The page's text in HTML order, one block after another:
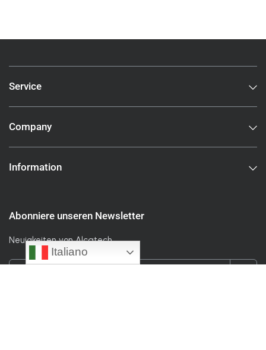
Service
Company
Information
Abonniere unseren Newsletter
Neuigkeiten von Alcatech
Italiano